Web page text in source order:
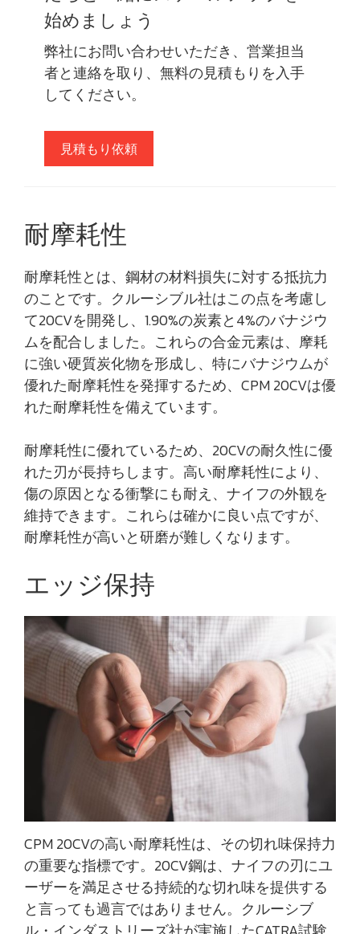
始めましょう
弊社にお問い合わせいただき、営業担当
者と連絡を取り、無料の見積もりを入手
してください。
見積もり依頼
耐摩耗性
耐摩耗性とは、鋼材の材料損失に対する抵抗力
のことです。クルーシブル社はこの点を考慮し
て20CVを開発し、1.90%の炭素と4%のバナジウ
ムを配合しました。これらの合金元素は、摩耗
に強い硬質炭化物を形成し、特にバナジウムが
優れた耐摩耗性を発揮するため、CPM 20CVは優
れた耐摩耗性を備えています。
耐摩耗性に優れているため、20CVの耐久性に優
れた刃が長持ちします。高い耐摩耗性により、
傷の原因となる衝撃にも耐え、ナイフの外観を
維持できます。これらは確かに良い点ですが、
耐摩耗性が高いと研磨が難しくなります。
エッジ保持
CPM 20CVの高い耐摩耗性は、その切れ味保持力
の重要な指標です。20CV鋼は、ナイフの刃にユ
ーザーを満足させる持続的な切れ味を提供する
と言っても過言ではありません。クルーシブ